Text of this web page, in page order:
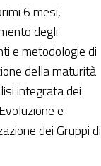
6 mesi,
degli
e metodologie di
della maturità
integrata dei
e
dei Gruppi di